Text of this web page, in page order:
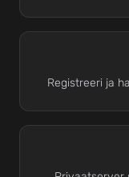
Registreeri ja